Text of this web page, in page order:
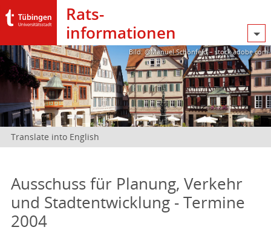
Rats­
informationen
Bild: @Manuel Schönfeld – stock.adobe.com
Translate into English
Ausschuss für Planung, Verkehr
und Stadtentwicklung - Termine
2004